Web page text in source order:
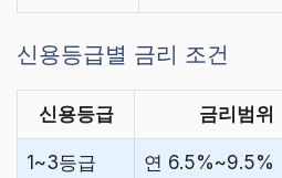
신용등급별 금리 조건
신용등급 금리범위
1~3등급 연 6.5%~9.5%